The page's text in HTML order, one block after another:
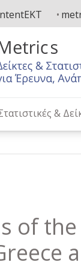
&
of